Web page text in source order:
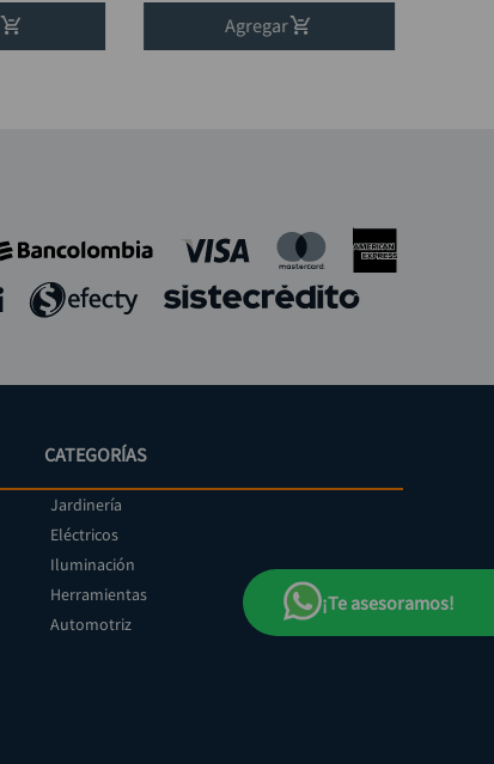
Agregar
CATEGORÍAS
Jardinería
Eléctricos
Iluminación
Herramientas
Automotriz
¡Te asesoramos!